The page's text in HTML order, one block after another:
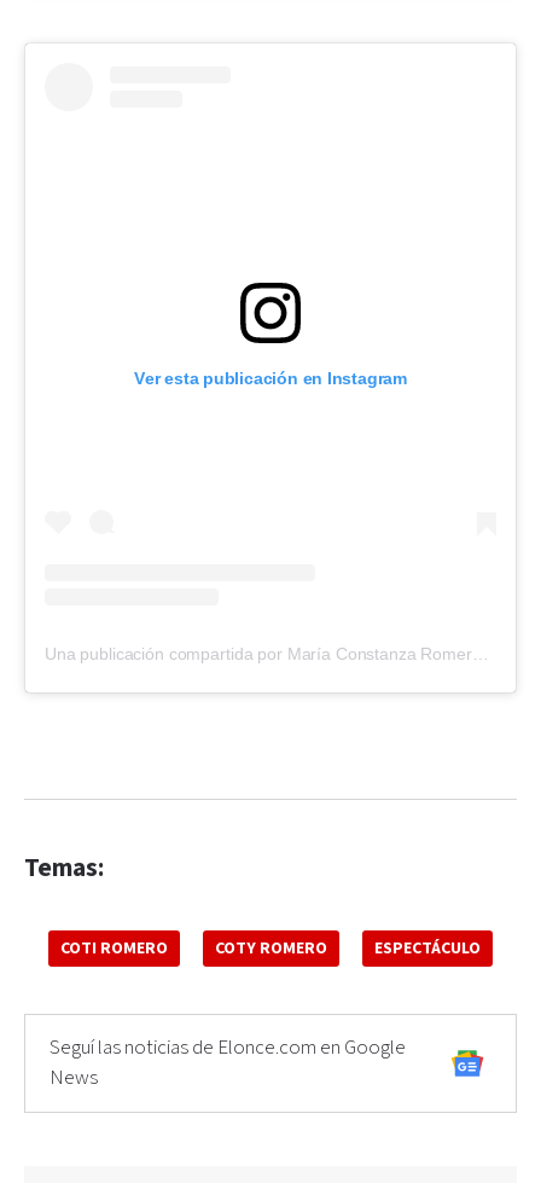
Ver esta publicación en Instagram
Temas:
COTI ROMERO COTY ROMERO ESPECTÁCULO
Seguí las noticias de Elonce.com en Google
News